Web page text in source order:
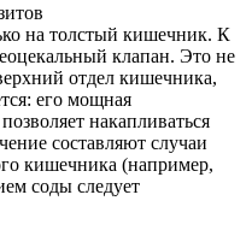
на толстый кишечник. К
клапан. Это не
отдел кишечника,
его мощная
накапливаться
составляют случаи
кишечника (например,
соды следует